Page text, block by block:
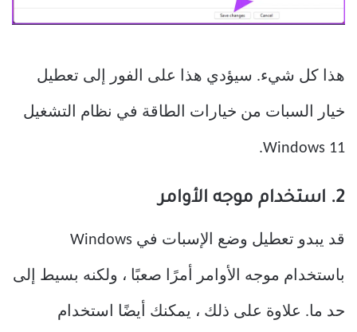
هذا كل شيء. سيؤدي هذا على الفور إلى تعطيل
خيار السبات من خيارات الطاقة في نظام التشغيل
Windows 11.
2. استخدام موجه الأوامر
قد يبدو تعطيل وضع الإسبات في Windows
باستخدام موجه الأوامر أمرًا صعبًا ، ولكنه بسيط إلى
حد ما. علاوة على ذلك ، يمكنك أيضًا استخدام